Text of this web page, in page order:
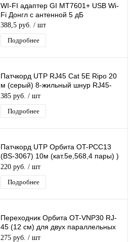
WI-FI адаптер GI МТ7601+ USB Wi-
Fi Донгл с антенной 5 дБ
388,5 руб. / шт
Подробнее
Патчкорд UTP RJ45 Cat 5E Ripo 20
м (серый) 8-жильный шнур RJ45-
RJ45 для соединения сетевых
устройств
385 руб. / шт
Подробнее
Патчкорд UTP Орбита OT-PCC13
(BS-3067) 10м (кат.5e,568,4 пары) )
8-жильный шнур RJ45-RJ45
220 руб. / шт
Подробнее
Переходник Орбита OT-VNP30 RJ-
45 (12 см) для двух параллельных
10/100 Мб/с подключений
275 руб. / шт